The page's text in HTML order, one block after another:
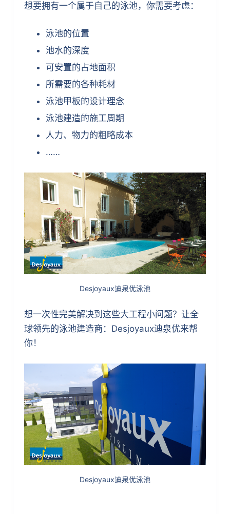
想要拥有一个属于自己的泳池，你需要考虑：
泳池的位置
池水的深度
可安置的占地面积
所需要的各种耗材
泳池甲板的设计理念
泳池建造的施工周期
人力、物力的粗略成本
……
Desjoyaux迪泉优泳池
想一次性完美解决到这些大工程小问题？让全
球领先的泳池建造商：Desjoyaux迪泉优来帮
你！
Desjoyaux迪泉优泳池